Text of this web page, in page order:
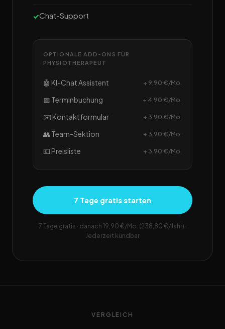
Chat-Support
OPTIONALE ADD-ONS FÜR
PHYSIOTHERAPEUT
🤖 KI-Chat Assistent + 9,90 €/Mo.
📅 Terminbuchung + 4,90 €/Mo.
✉️ Kontaktformular + 3,90 €/Mo.
👥 Team-Sektion + 3,90 €/Mo.
💶 Preisliste + 3,90 €/Mo.
7 Tage gratis starten
7 Tage gratis · danach 19,90 €/Mo. (238,80 €/Jahr) ·
Jederzeit kündbar
VERGLEICH